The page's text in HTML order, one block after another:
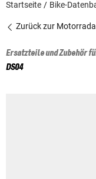
Startseite Bike-
Zurück zur
Ersatzteile und Zubehör
DS04